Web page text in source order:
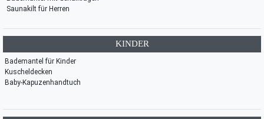
Saunakilt für Herren
KINDER
Bademantel für Kinder
Kuscheldecken
Baby-Kapuzenhandtuch